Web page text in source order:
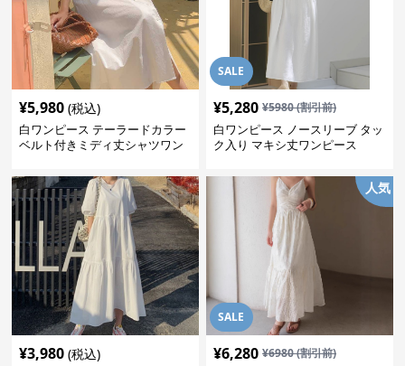
¥5,980 (税込)
白ワンピース テーラードカラー
ベルト付きミディ丈シャツワン
SALE
¥5,280 ¥5980(割引前)
白ワンピース ノースリーブ タッ
ク入り マキシ丈ワンピース
¥3,980 (税込)
SALE
人気
¥6,280 ¥6980(割引前)